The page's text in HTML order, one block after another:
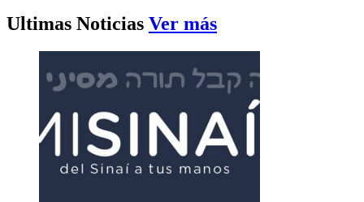
Ultimas Noticias Ver más